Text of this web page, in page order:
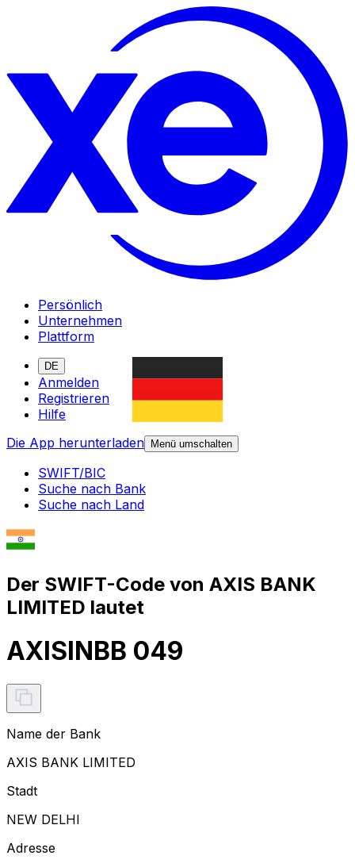
Persönlich
Unternehmen
Plattform
DE
Anmelden
Registrieren
Hilfe
Die App herunterladen
Menü umschalten
SWIFT/BIC
Suche nach Bank
Suche nach Land
Der SWIFT-Code von AXIS BANK
LIMITED lautet
AXISINBB 049
Name der Bank
AXIS BANK LIMITED
Stadt
NEW DELHI
Adresse